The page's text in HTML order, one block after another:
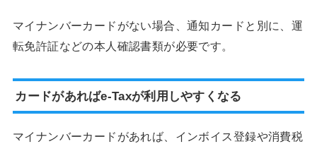
マイナンバーカードがない場合、通知カードと別に、運
転免許証などの本人確認書類が必要です。
カードがあればe-Taxが利用しやすくなる
マイナンバーカードがあれば、インボイス登録や消費税